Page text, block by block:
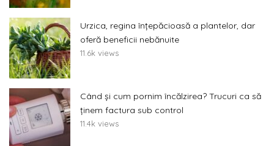
Urzica, regina înțepăcioasă a plantelor, dar
oferă beneficii nebănuite
11.6k views
Când și cum pornim încălzirea? Trucuri ca să
ținem factura sub control
11.4k views